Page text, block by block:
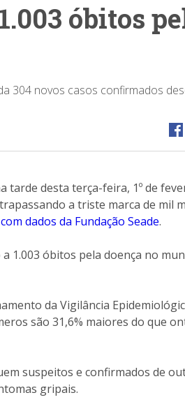
óbitos
304 novos casos confirmados
tarde desta terça-feira, 1º de
a triste marca de mil
dados da Fundação Seade.
1.003 óbitos pela doença no
da Vigilância
são 31,6% maiores do que
suspeitos e confirmados de
gripais.